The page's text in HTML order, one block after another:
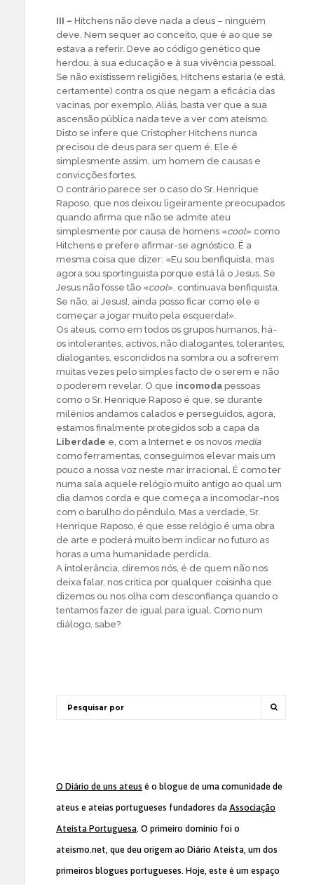
III – Hitchens não deve nada a deus – ninguém
deve. Nem sequer ao conceito, que é ao que se
estava a referir. Deve ao código genético que
herdou, à sua educação e à sua vivência pessoal.
Se não existissem religiões, Hitchens estaria (e está,
certamente) contra os que negam a eficácia das
vacinas, por exemplo. Aliás, basta ver que a sua
ascensão pública nada teve a ver com ateísmo.
Disto se infere que Cristopher Hitchens nunca
precisou de deus para ser quem é. Ele é
simplesmente assim, um homem de causas e
convicções fortes.
O contrário parece ser o caso do Sr. Henrique
Raposo, que nos deixou ligeiramente preocupados
quando afirma que não se admite ateu
simplesmente por causa de homens «cool» como
Hitchens e prefere afirmar-se agnóstico. É a
mesma coisa que dizer: «Eu sou benfiquista, mas
agora sou sportinguista porque está lá o Jesus. Se
Jesus não fosse tão «cool», continuava benfiquista.
Se não, ai Jesus!, ainda posso ficar como ele e
começar a jogar muito pela esquerda!».
Os ateus, como em todos os grupos humanos, há-
os intolerantes, activos, não dialogantes, tolerantes,
dialogantes, escondidos na sombra ou a sofrerem
muitas vezes pelo simples facto de o serem e não
o poderem revelar. O que incomoda pessoas
como o Sr. Henrique Raposo é que, se durante
milénios andamos calados e perseguidos, agora,
estamos finalmente protegidos sob a capa da
Liberdade e, com a Internet e os novos media
como ferramentas, conseguimos elevar mais um
pouco a nossa voz neste mar irracional. É como ter
numa sala aquele relógio muito antigo ao qual um
dia damos corda e que começa a incomodar-nos
com o barulho do pêndulo. Mas a verdade, Sr.
Henrique Raposo, é que esse relógio é uma obra
de arte e poderá muito bem indicar no futuro as
horas a uma humanidade perdida.
A intolerância, diremos nós, é de quem não nos
deixa falar, nos critica por qualquer coisinha que
dizemos ou nos olha com desconfiança quando o
tentamos fazer de igual para igual. Como num
diálogo, sabe?
O Diário de uns ateus é o blogue de uma comunidade de
ateus e ateias portugueses fundadores da Associação
Ateísta Portuguesa. O primeiro domínio foi o
ateismo.net, que deu origem ao Diário Ateísta, um dos
primeiros blogues portugueses. Hoje, este é um espaço